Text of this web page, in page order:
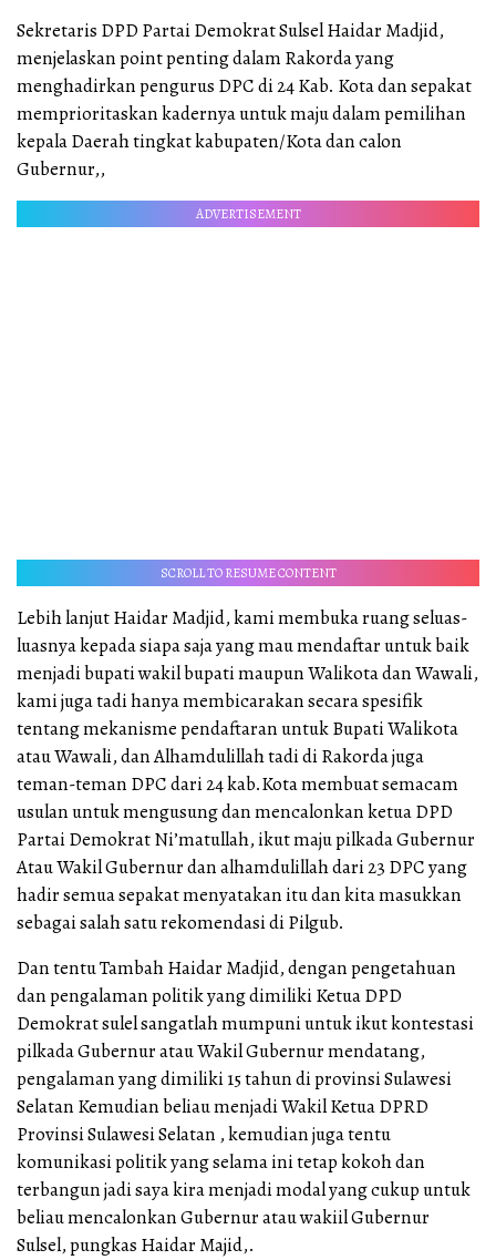
Sekretaris DPD Partai Demokrat Sulsel Haidar Madjid,
menjelaskan point penting dalam Rakorda yang
menghadirkan pengurus DPC di 24 Kab. Kota dan sepakat
memprioritaskan kadernya untuk maju dalam pemilihan
kepala Daerah tingkat kabupaten/Kota dan calon
Gubernur,,
ADVERTISEMENT
SCROLL TO RESUME CONTENT
Lebih lanjut Haidar Madjid, kami membuka ruang seluas-
luasnya kepada siapa saja yang mau mendaftar untuk baik
menjadi bupati wakil bupati maupun Walikota dan Wawali,
kami juga tadi hanya membicarakan secara spesifik
tentang mekanisme pendaftaran untuk Bupati Walikota
atau Wawali, dan Alhamdulillah tadi di Rakorda juga
teman-teman DPC dari 24 kab.Kota membuat semacam
usulan untuk mengusung dan mencalonkan ketua DPD
Partai Demokrat Ni’matullah, ikut maju pilkada Gubernur
Atau Wakil Gubernur dan alhamdulillah dari 23 DPC yang
hadir semua sepakat menyatakan itu dan kita masukkan
sebagai salah satu rekomendasi di Pilgub.
Dan tentu Tambah Haidar Madjid, dengan pengetahuan
dan pengalaman politik yang dimiliki Ketua DPD
Demokrat sulel sangatlah mumpuni untuk ikut kontestasi
pilkada Gubernur atau Wakil Gubernur mendatang,
pengalaman yang dimiliki 15 tahun di provinsi Sulawesi
Selatan Kemudian beliau menjadi Wakil Ketua DPRD
Provinsi Sulawesi Selatan , kemudian juga tentu
komunikasi politik yang selama ini tetap kokoh dan
terbangun jadi saya kira menjadi modal yang cukup untuk
beliau mencalonkan Gubernur atau wakiil Gubernur
Sulsel, pungkas Haidar Majid,.